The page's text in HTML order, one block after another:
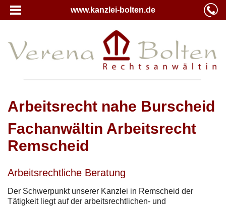
www.kanzlei-bolten.de
Arbeitsrecht nahe Burscheid
Fachanwältin Arbeitsrecht
Remscheid
Arbeitsrechtliche Beratung
Der Schwerpunkt unserer Kanzlei in Remscheid der
Tätigkeit liegt auf der arbeitsrechtlichen- und